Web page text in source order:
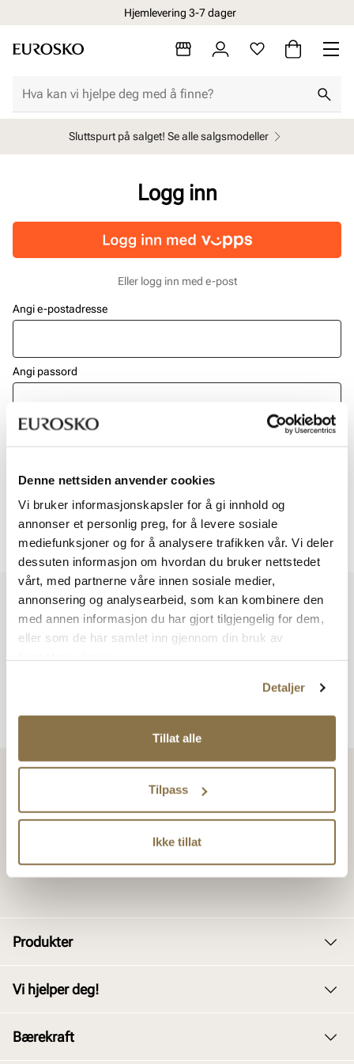
Denne nettsiden anvender cookies
Vi bruker informasjonskapsler for å gi innhold og
annonser et personlig preg, for å levere sosiale
mediefunksjoner og for å analysere trafikken vår. Vi deler
dessuten informasjon om hvordan du bruker nettstedet
vårt, med partnerne våre innen sosiale medier,
annonsering og analysearbeid, som kan kombinere den
med annen informasjon du har gjort tilgjengelig for dem,
eller som de har samlet inn gjennom din bruk av
Detaljer
Tillat alle
Tilpass
Ikke tillat
Hjemlevering 3-7 dager
Sluttspurt på salget! Se alle salgsmodeller
Logg inn
Eller logg inn med e-post
Angi e-postadresse
Angi passord
Glemt passord?
Logg inn
Ikke fullført registreringen, eller ikke vært innlogget
tidligere? Klikk her.
Vi har mer å by på – ta en titt hos våre andre konsepter!
Produkter
Barn
Vi hjelper deg!
Bærekraft